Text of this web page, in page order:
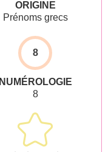
ORIGINE
Prénoms grecs
8
NUMÉROLOGIE
8